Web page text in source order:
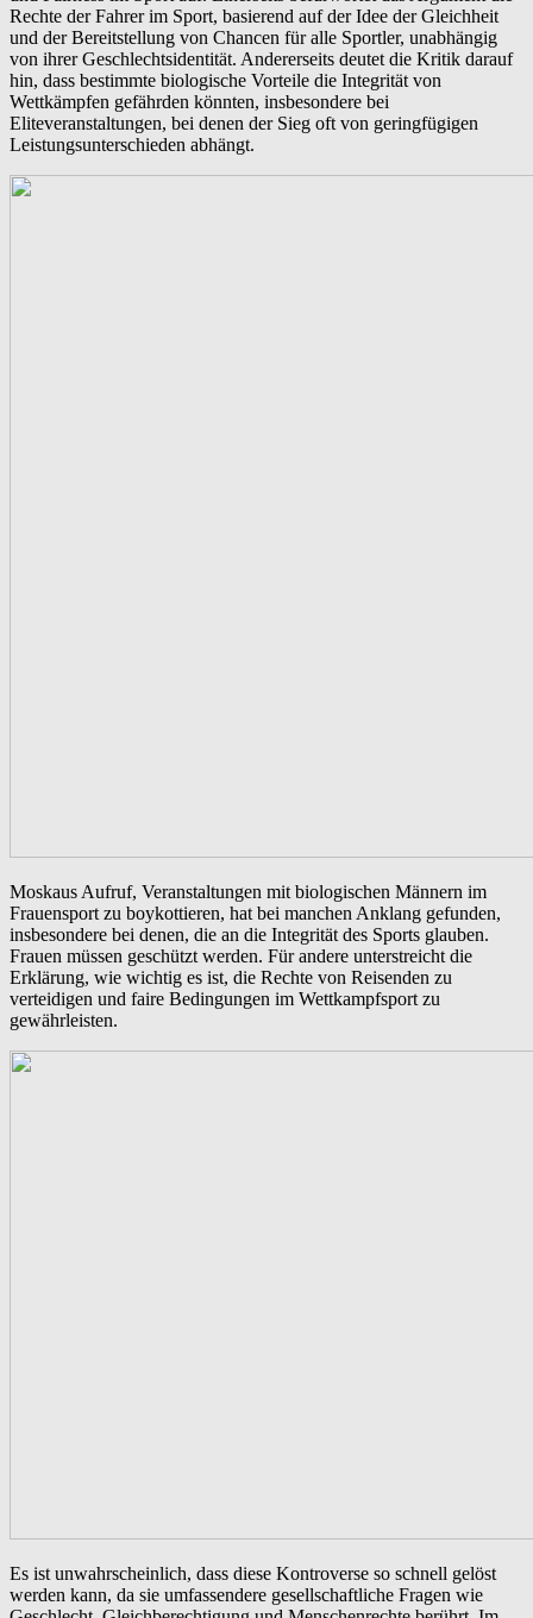
Rechte der Fahrer im Sport, basierend auf der Idee der Gleichheit
und der Bereitstellung von Chancen für alle Sportler, unabhängig
von ihrer Geschlechtsidentität. Andererseits deutet die Kritik darauf
hin, dass bestimmte biologische Vorteile die Integrität von
Wettkämpfen gefährden könnten, insbesondere bei
Eliteveranstaltungen, bei denen der Sieg oft von geringfügigen
Leistungsunterschieden abhängt.
Moskaus Aufruf, Veranstaltungen mit biologischen Männern im
Frauensport zu boykottieren, hat bei manchen Anklang gefunden,
insbesondere bei denen, die an die Integrität des Sports glauben.
Frauen müssen geschützt werden. Für andere unterstreicht die
Erklärung, wie wichtig es ist, die Rechte von Reisenden zu
verteidigen und faire Bedingungen im Wettkampfsport zu
gewährleisten.
Es ist unwahrscheinlich, dass diese Kontroverse so schnell gelöst
werden kann, da sie umfassendere gesellschaftliche Fragen wie